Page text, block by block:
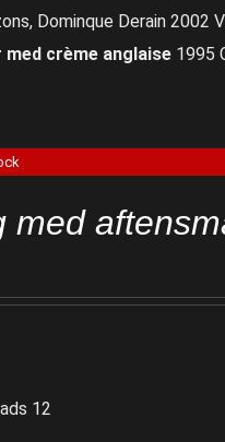
Dominque Derain 2002
crème anglaise1995
med
12